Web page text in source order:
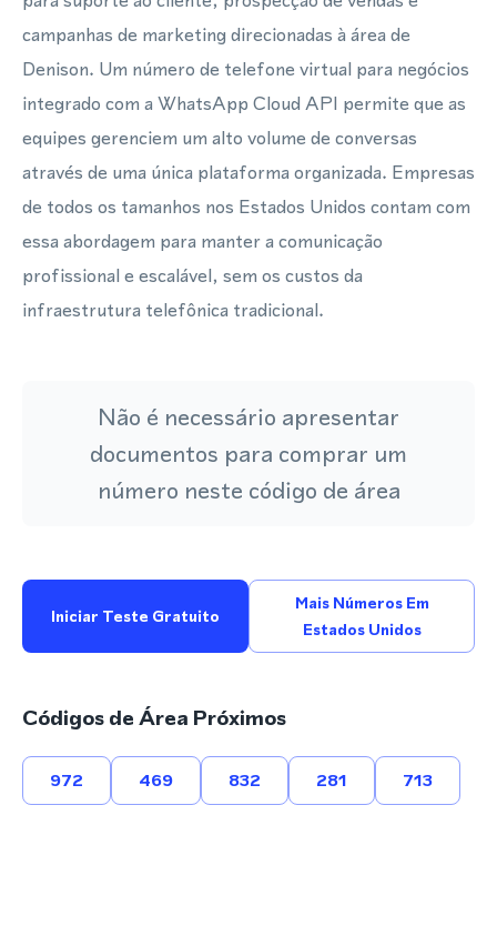
campanhas de marketing direcionadas à área de
Denison. Um número de telefone virtual para negócios
integrado com a WhatsApp Cloud API permite que as
equipes gerenciem um alto volume de conversas
através de uma única plataforma organizada. Empresas
de todos os tamanhos nos Estados Unidos contam com
essa abordagem para manter a comunicação
profissional e escalável, sem os custos da
infraestrutura telefônica tradicional.
Não é necessário apresentar
documentos para comprar um
número neste código de área
Iniciar Teste Gratuito
Mais Números Em
Estados Unidos
Códigos de Área Próximos
972 469 832 281 713